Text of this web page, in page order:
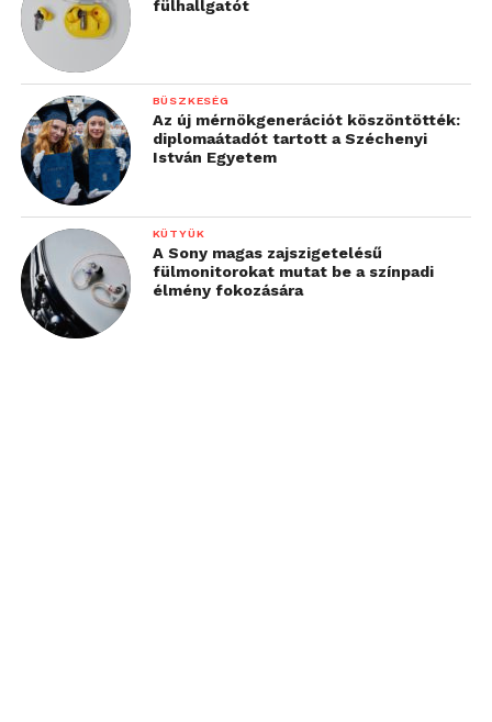
fülhallgatót
BÜSZKESÉG
Az új mérnökgenerációt köszöntötték:
diplomaátadót tartott a Széchenyi
István Egyetem
KÜTYÜK
A Sony magas zajszigetelésű
fülmonitorokat mutat be a színpadi
élmény fokozására